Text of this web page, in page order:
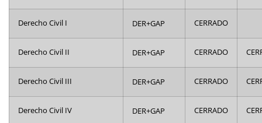
Derecho Civil I DER+GAP CERRADO
Derecho Civil II DER+GAP CERRADO
Derecho Civil III DER+GAP CERRADO
Derecho Civil IV DER+GAP CERRADO